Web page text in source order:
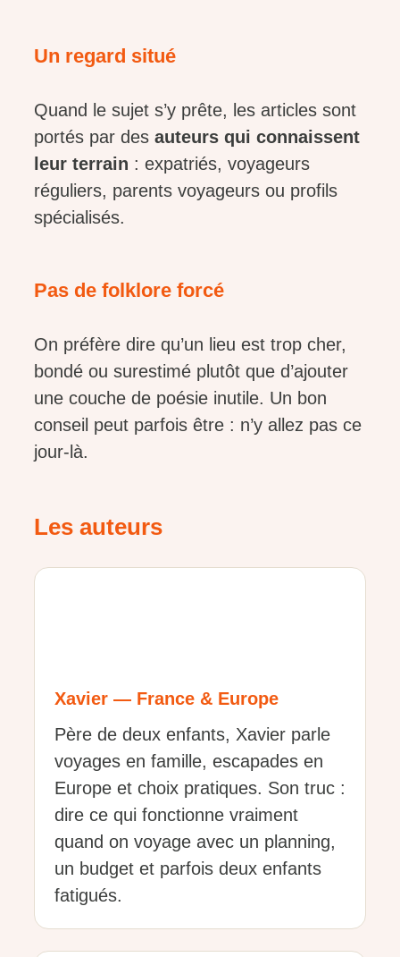
Un regard situé
Quand le sujet s’y prête, les articles sont
portés par des auteurs qui connaissent
leur terrain : expatriés, voyageurs
réguliers, parents voyageurs ou profils
spécialisés.
Pas de folklore forcé
On préfère dire qu’un lieu est trop cher,
bondé ou surestimé plutôt que d’ajouter
une couche de poésie inutile. Un bon
conseil peut parfois être : n’y allez pas ce
jour-là.
Les auteurs
Xavier — France & Europe
Père de deux enfants, Xavier parle
voyages en famille, escapades en
Europe et choix pratiques. Son truc :
dire ce qui fonctionne vraiment
quand on voyage avec un planning,
un budget et parfois deux enfants
fatigués.